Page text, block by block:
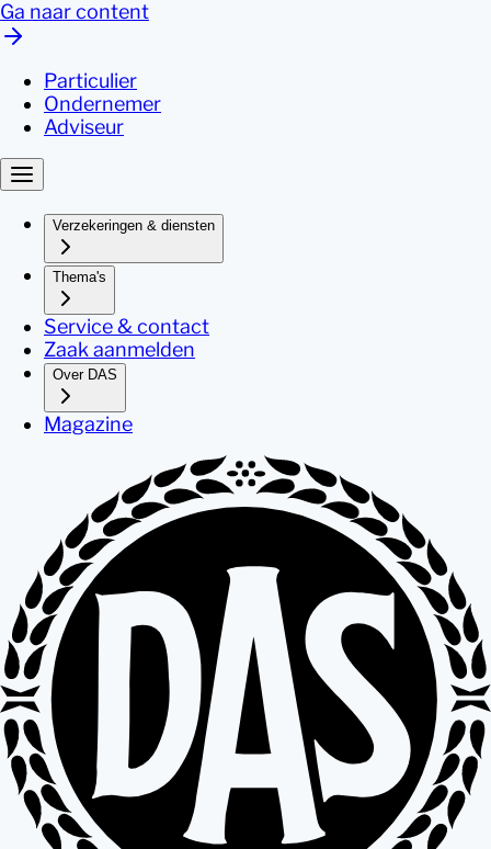
Ga naar content
Particulier
Ondernemer
Adviseur
Verzekeringen & diensten
Thema's
Service & contact
Zaak aanmelden
Over DAS
Magazine